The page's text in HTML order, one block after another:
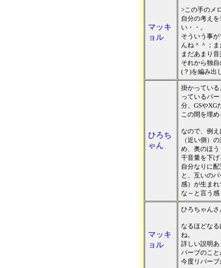
マッキ
ョル
>この手のメ
自分の考え
い・・。
そういう事
んね＾＾；
まだあまり
それから独
(？)を編み出
ひろち
ゃん
掛かってい
っているパ
分、GSやXG
この間を埋
なので、例
（近い側）
め、奥のほ
干音量を下
自分なりに
と、互いの
感）が生ま
な～と言う
マッキ
ョル
ひろちゃんさ
なるほどな
ね。
詳しい説明
バーブのこ
今度リバー